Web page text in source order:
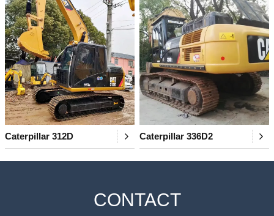
Caterpillar 312D Caterpillar 336D2
CONTACT